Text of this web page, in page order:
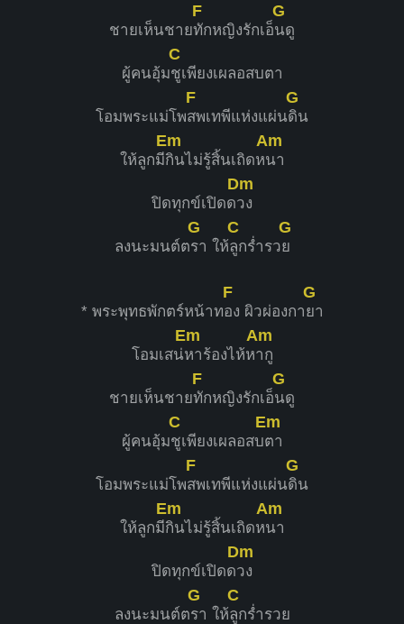
ชายเห็นชาย
F
ทักหญิงรักเอ็
G
นดู
ผู้คนอุ้ม
C
ชูเพียงเผลอสบตา
โอมพระแม่โพ
F
สพเทพีแห่งแผ่น
G
ดิน
ให้ลูกมี
Em
กินไม่รู้สิ้นเถิดห
Am
นา
ปิดทุกข์เปิดด
Dm
วง
ลงนะมนต์ต
G
รา ให้
C
ลูกร่ำรว
G
ย
* พระพุทธพักตร์หน้าท
F
อง ผิวผ่องกา
G
ยา
โอมเสน่
Em
หาร้องไห้ห
Am
ากู
ชายเห็นชาย
F
ทักหญิงรักเอ็
G
นดู
ผู้คนอุ้ม
C
ชูเพียงเผลอสบ
Em
ตา
โอมพระแม่โพ
F
สพเทพีแห่งแผ่น
G
ดิน
ให้ลูกมี
Em
กินไม่รู้สิ้นเถิดห
Am
นา
ปิดทุกข์เปิดด
Dm
วง
ลงนะมนต์ต
G
รา ให้
C
ลูกร่ำรวย